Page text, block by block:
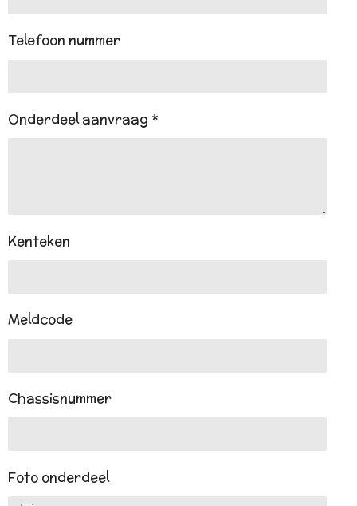
Telefoon nummer
Onderdeel aanvraag *
Kenteken
Meldcode
Chassisnummer
Foto onderdeel